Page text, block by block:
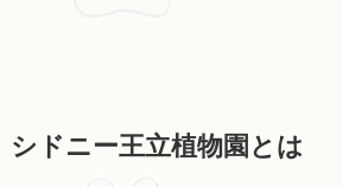
シドニー王立植物園とは